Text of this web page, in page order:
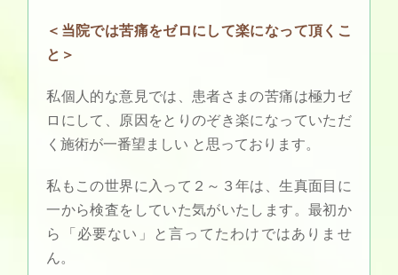
＜当院では苦痛をゼロにして楽になって頂くこ
と＞
私個人的な意見では、患者さまの苦痛は極力ゼ
ロにして、原因をとりのぞき楽になっていただ
く施術が一番望ましい と思っております。
私もこの世界に入って２～３年は、生真面目に
一から検査をしていた気がいたします。最初か
ら「必要ない」と言ってたわけではありませ
ん。